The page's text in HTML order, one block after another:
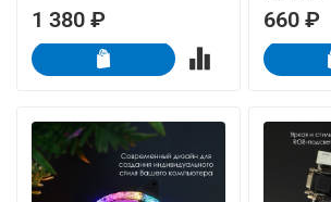
1 380 ₽ 660 ₽